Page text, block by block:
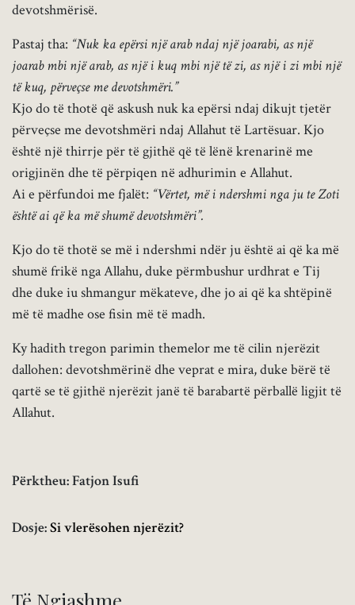
devotshmërisë.
Pastaj tha: “Nuk ka epërsi një arab ndaj një joarabi, as një
joarab mbi një arab, as një i kuq mbi një të zi, as një i zi mbi një
të kuq, përveçse me devotshmëri.”
Kjo do të thotë që askush nuk ka epërsi ndaj dikujt tjetër
përveçse me devotshmëri ndaj Allahut të Lartësuar. Kjo
është një thirrje për të gjithë që të lënë krenarinë me
origjinën dhe të përpiqen në adhurimin e Allahut.
Ai e përfundoi me fjalët: “Vërtet, më i ndershmi nga ju te Zoti
është ai që ka më shumë devotshmëri”.
Kjo do të thotë se më i ndershmi ndër ju është ai që ka më
shumë frikë nga Allahu, duke përmbushur urdhrat e Tij
dhe duke iu shmangur mëkateve, dhe jo ai që ka shtëpinë
më të madhe ose fisin më të madh.
Ky hadith tregon parimin themelor me të cilin njerëzit
dallohen: devotshmërinë dhe veprat e mira, duke bërë të
qartë se të gjithë njerëzit janë të barabartë përballë ligjit të
Allahut.
Përktheu: Fatjon Isufi
Dosje:Si vlerësohen njerëzit?